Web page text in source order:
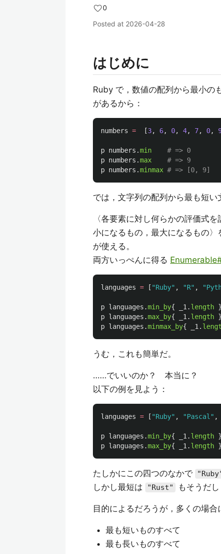
0
Posted at 2026-04-28
はじめに
Ruby で，数値の配列から最小の
があるから：
numbers = [3, 6, 0, 4, 7, 0,
p numbers .min
# => 0
p numbers .max
# => 9
p numbers .minmax # => [0, 9]
では，文字列の配列から最も短
〈各要素に対し何らかの評価式
小になるもの，最大になるもの〉
が使える。
両方いっぺんに得る
languages = [ "Ruby" , "R" ,
p languages .min_by{ _1 . length }
p languages .max_by{ _1 . length }
p languages .minmax_by{ _1 .
うむ，これも簡単だ。
……でいいのか？ 本当に？
以下の例を見よう：
languages = [ "Ruby" , "Pascal" ,
p languages .min_by{ _1 . length }
p languages .max_by{ _1 . length }
たしかにこの四つのなかで
しかし最短は
"Rust" もそうだ
目的によるだろうが，多くの場合
最も短いものすべて
最も長いものすべて